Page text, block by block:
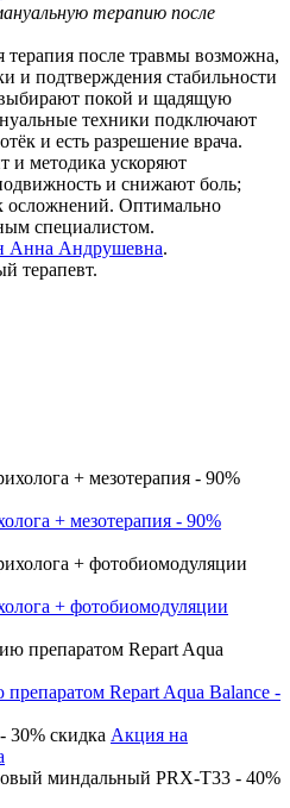
терапию после
терапия после травмы возможна,
и подтверждения стабильности
покой и щадящую
техники подключают
и есть разрешение врача.
и методика ускоряют
и снижают боль;
осложнений. Оптимально
специалистом.
Анна Андрушевна.
терапевт.
+ мезотерапия - 90%
+ фотобиомодуляции
Repart Aqua Balance -
Акция на